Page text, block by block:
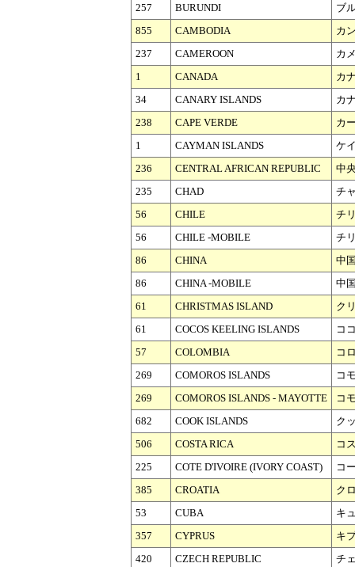
257
BURUNDI
ブ
855
CAMBODIA
カ
237
CAMEROON
カ
1
CANADA
カ
34
CANARY ISLANDS
カ
238
CAPE VERDE
カ
1
CAYMAN ISLANDS
ケ
236
CENTRAL AFRICAN REPUBLIC
中
235
CHAD
チ
56
CHILE
チ
56
CHILE -MOBILE
チ
86
CHINA
中
86
CHINA -MOBILE
中
61
CHRISTMAS ISLAND
ク
61
COCOS KEELING ISLANDS
コ
57
COLOMBIA
コ
269
COMOROS ISLANDS
コ
269
COMOROS ISLANDS - MAYOTTE
コ
682
COOK ISLANDS
ク
506
COSTA RICA
コ
225
COTE D'IVOIRE (IVORY COAST)
コ
385
CROATIA
ク
53
CUBA
キ
357
CYPRUS
キ
420
CZECH REPUBLIC
チ